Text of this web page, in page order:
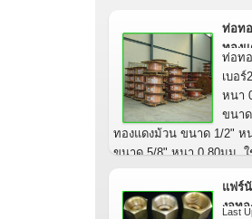
ท่อท
ทองแ
ท่อท
เบอ
หนา
ขนา
ทองแดงม้วน ขนาด 1/2" ห
ขนาด 5/8" หนา 0.80มม.
ชุดสำเร็จตัดตามระยะที่ต้
ตัดตามระยะหน้างาน ควา
แฟร์
งอทอ
Last